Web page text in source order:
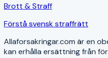
Brott & Straff
Förstå svensk straffrätt
Allaforsakringar.com är en
kan erhålla ersättning från